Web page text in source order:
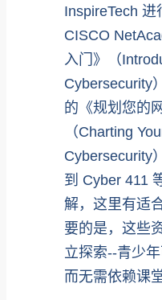
InspireTech
CISCO
入门》（
Cybersecurity
的《规划您的
（Charting
Cybersecurity
到 Cyber 411
解，这里有适
要的是，这些
立探索--青少
而无需依赖课